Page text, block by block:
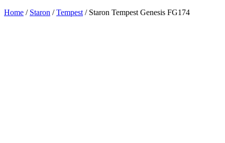
Home / Staron /Tempest / Staron Tempest Genesis FG174